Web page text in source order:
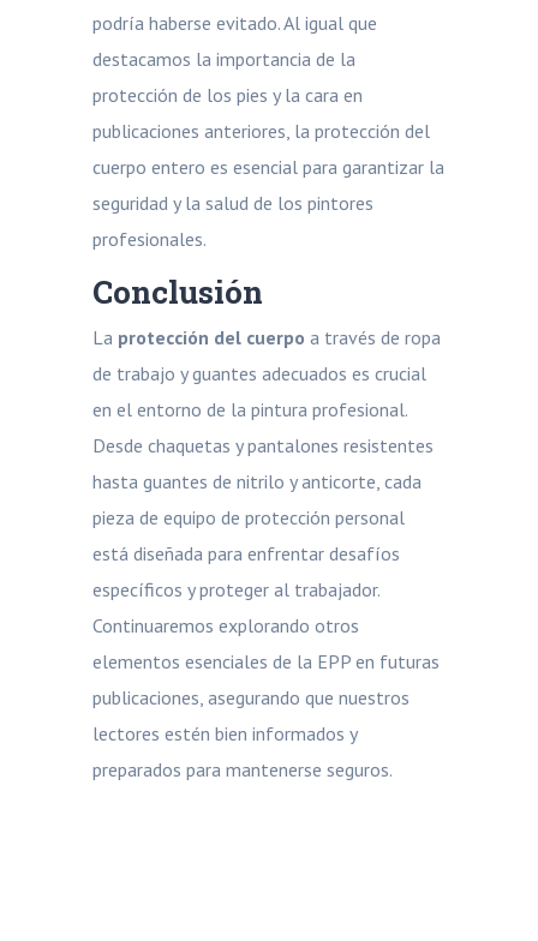
podría haberse evitado. Al igual que
destacamos la importancia de la
protección de los pies y la cara en
publicaciones anteriores, la protección del
cuerpo entero es esencial para garantizar la
seguridad y la salud de los pintores
profesionales.
Conclusión
La protección del cuerpo a través de ropa
de trabajo y guantes adecuados es crucial
en el entorno de la pintura profesional.
Desde chaquetas y pantalones resistentes
hasta guantes de nitrilo y anticorte, cada
pieza de equipo de protección personal
está diseñada para enfrentar desafíos
específicos y proteger al trabajador.
Continuaremos explorando otros
elementos esenciales de la EPP en futuras
publicaciones, asegurando que nuestros
lectores estén bien informados y
preparados para mantenerse seguros.